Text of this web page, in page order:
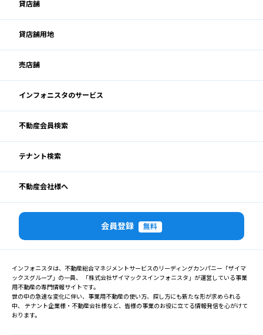
貸店舗
貸店舗用地
売店舗
インフォニスタのサービス
不動産会員検索
テナント検索
不動産会社様へ
会員登録 無料
インフォニスタは、不動産総合マネジメントサービスのリーディングカンパニー「ザイマ
ックスグループ」の一員、 「株式会社ザイマックスインフォニスタ」が運営している事業
用不動産の専門情報サイトです。
世の中の急速な変化に伴い、事業用不動産の使い方、探し方にも新たな形が求められる
中、 テナント企業様・不動産会社様など、皆様の事業のお役に立てる情報発信を心がけて
おります。